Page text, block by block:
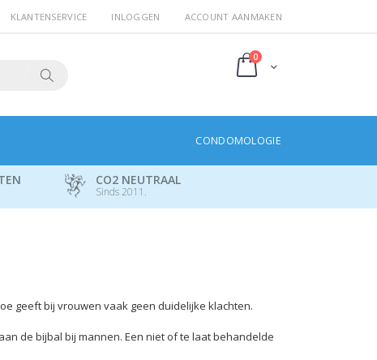
KLANTENSERVICE INLOGGEN ACCOUNT AANMAKEN
Cart
0producten
CONDOMOLOGIE
CO2 NEUTRAAL
Sinds 2011.
geeft bij vrouwen vaak geen duidelijke klachten.
de bijbal bij mannen. Een niet of te laat behandelde